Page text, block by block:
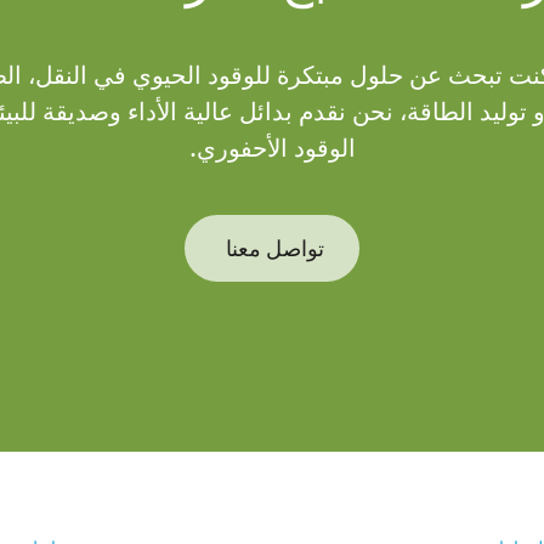
تبحث عن حلول مبتكرة للوقود الحيوي في النقل،
توليد الطاقة، نحن نقدم بدائل عالية الأداء وصديقة
الوقود الأحفوري.
تواصل معنا